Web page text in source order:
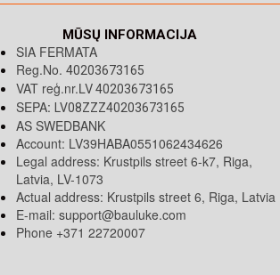
MŪSŲ INFORMACIJA
SIA FERMATA
Reg.No. 40203673165
VAT reģ.nr.LV40203673165
SEPA: LV08ZZZ40203673165
AS SWEDBANK
Account: LV39HABA0551062434626
Legal address: Krustpils street 6-k7, Riga,
Latvia, LV-1073
Actual address: Krustpils street 6, Riga, Latvia
E-mail: support@bauluke.com
Phone +371 22720007